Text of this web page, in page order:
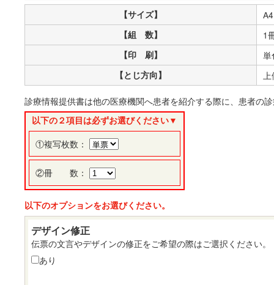
【サイズ】 A4
【組 数】 1
【印 刷】 単
【とじ方向】 上
診療情報提供書は他の医療機関へ患者を紹介する際に、患者の
以下の２項目は必ずお選びください▼
①複写枚数：
②冊 数：
以下のオプションをお選びください。
デザイン修正
伝票の文言やデザインの修正をご希望の際はご選択ください。
あり